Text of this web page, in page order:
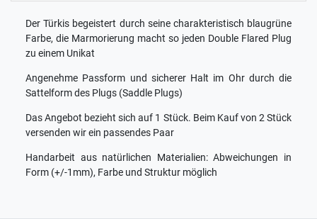
Der Türkis begeistert durch seine charakteristisch blaugrüne
Farbe, die Marmorierung macht so jeden Double Flared Plug
zu einem Unikat
Angenehme Passform und sicherer Halt im Ohr durch die
Sattelform des Plugs (Saddle Plugs)
Das Angebot bezieht sich auf 1 Stück. Beim Kauf von 2 Stück
versenden wir ein passendes Paar
Handarbeit aus natürlichen Materialien: Abweichungen in
Form (+/-1mm), Farbe und Struktur möglich